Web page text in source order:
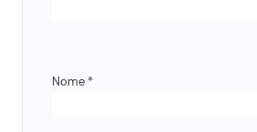
Nome *